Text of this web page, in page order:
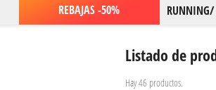
REBAJAS -50% RUNNING/
Listado de
Hay 46 productos.